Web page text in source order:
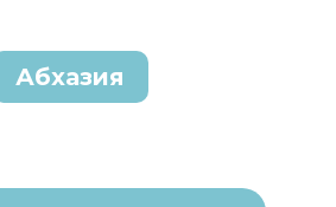
Абхазия